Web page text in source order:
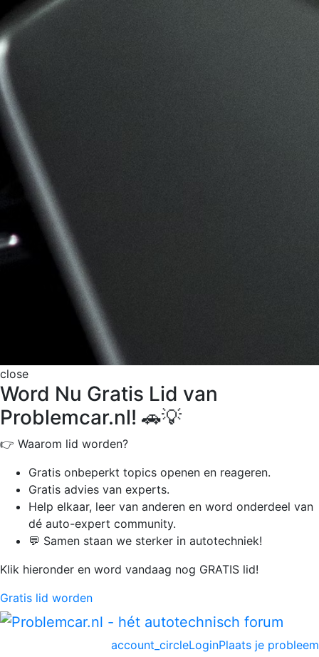
close
Word Nu Gratis Lid van
Problemcar.nl! 🚗💡
👉 Waarom lid worden?
Gratis onbeperkt topics openen en reageren.
Gratis advies van experts.
Help elkaar, leer van anderen en word onderdeel van
dé auto-expert community.
💬 Samen staan we sterker in autotechniek!
Klik hieronder en word vandaag nog GRATIS lid!
Gratis lid worden
Plaats je probleem
account_circleLogin